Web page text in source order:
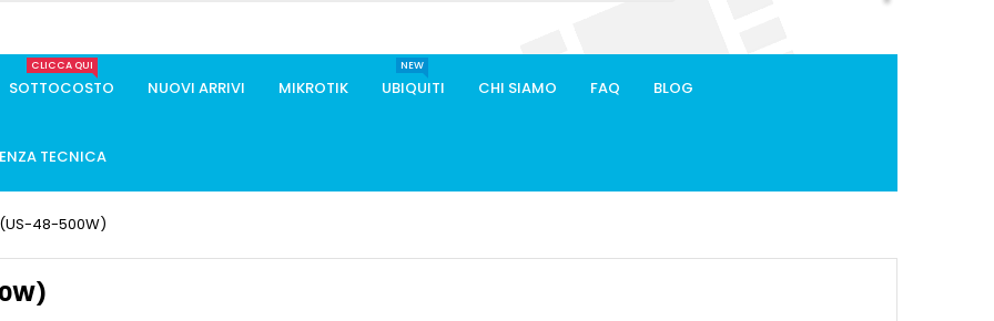
SOTTOCOSTO
CLICCA QUI
NUOVI ARRIVI MIKROTIK UBIQUITI
NEW
CHI SIAMO FAQ BLOG
TECNICA
48-500W)